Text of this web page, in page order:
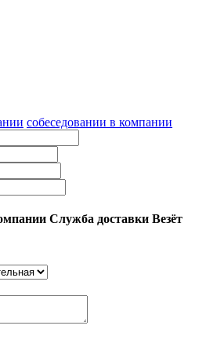
собеседовании в компании
Служба доставки Везёт